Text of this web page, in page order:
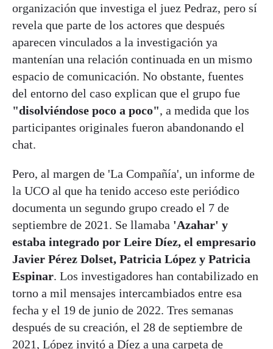
organización que investiga el juez Pedraz, pero sí
revela que parte de los actores que después
aparecen vinculados a la investigación ya
mantenían una relación continuada en un mismo
espacio de comunicación. No obstante, fuentes
del entorno del caso explican que el grupo fue
"disolviéndose poco a poco", a medida que los
participantes originales fueron abandonando el
chat.
Pero, al margen de 'La Compañía', un informe de
la UCO al que ha tenido acceso este periódico
documenta un segundo grupo creado el 7 de
septiembre de 2021. Se llamaba 'Azahar' y
estaba integrado por Leire Díez, el empresario
Javier Pérez Dolset, Patricia López y Patricia
Espinar. Los investigadores han contabilizado en
torno a mil mensajes intercambiados entre esa
fecha y el 19 de junio de 2022. Tres semanas
después de su creación, el 28 de septiembre de
2021, López invitó a Díez a una carpeta de